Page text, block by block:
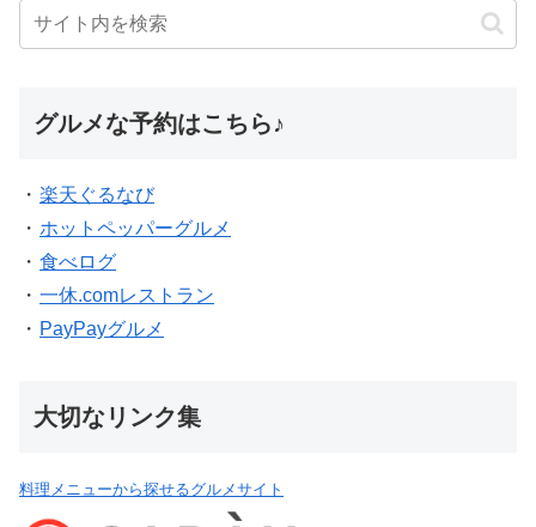
グルメな予約はこちら♪
・ 楽天ぐるなび
・ ホットペッパーグルメ
・ 食べログ
・ 一休.comレストラン
・ PayPayグルメ
大切なリンク集
料理メニューから探せるグルメサイト